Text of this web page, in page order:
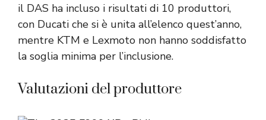
il DAS ha incluso i risultati di 10 produttori,
con Ducati che si è unita all’elenco quest’anno,
mentre KTM e Lexmoto non hanno soddisfatto
la soglia minima per l’inclusione.
Valutazioni del produttore